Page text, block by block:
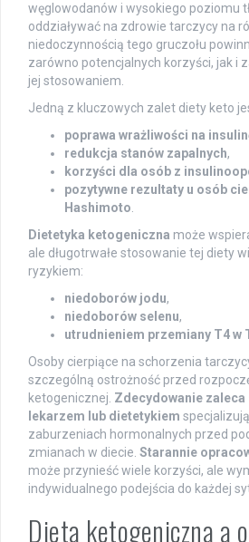
węglowodanów i wysokiego poziomu
oddziaływać na zdrowie tarczycy na
niedoczynnością tego gruczołu
zarówno potencjalnych korzyści, jak i
jej stosowaniem.
Jedną z kluczowych zalet diety keto
poprawa wrażliwości na
redukcja stanów zapalnych,
korzyści dla osób z
pozytywne rezultaty u osób
Hashimoto.
Dietetyka ketogeniczna może
ale długotrwałe stosowanie tej diety
ryzykiem:
niedoborów jodu,
niedoborów selenu,
utrudnieniem przemiany T4 w
Osoby cierpiące na schorzenia
szczególną ostrożność przed
ketogenicznej. Zdecydowanie
lekarzem lub dietetykiem
zaburzeniach hormonalnych przed
zmianach w diecie. Starannie
może przynieść wiele korzyści, ale
indywidualnego podejścia do każdej
Dieta ketogeniczna a